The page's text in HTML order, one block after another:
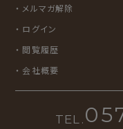
メルマガ解除
ログイン
閲覧履歴
会社概要
TEL.